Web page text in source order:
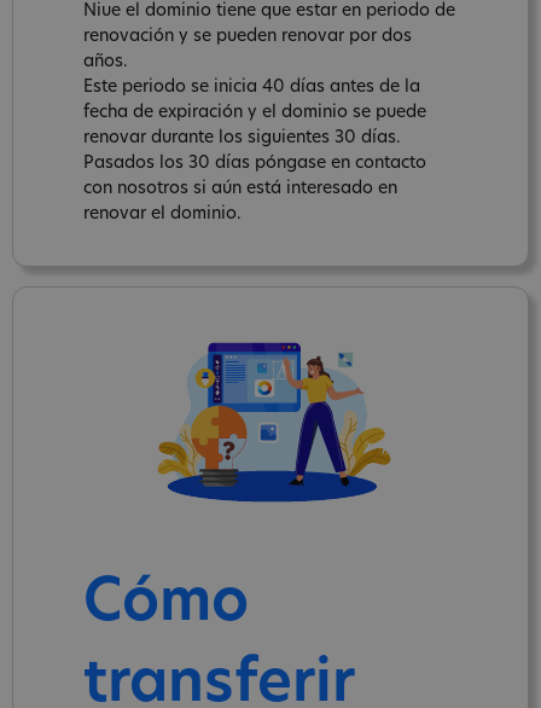
Niue el dominio tiene que estar en periodo de
renovación y se pueden renovar por dos
años.
Este periodo se inicia 40 días antes de la
fecha de expiración y el dominio se puede
renovar durante los siguientes 30 días.
Pasados los 30 días póngase en contacto
con nosotros si aún está interesado en
renovar el dominio.
Cómo
transferir